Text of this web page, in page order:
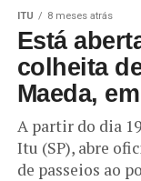
ITU 8 meses atrás
Está
colheita
Maeda,
A partir do dia
Itu (SP), abre
de passeios ao